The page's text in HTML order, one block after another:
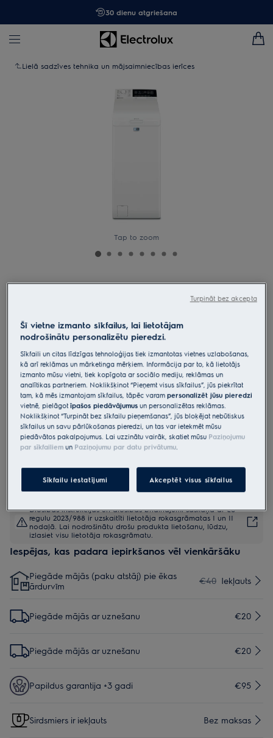
30 dienu atgriešana
Lielā sadzīves tehnika un mājsaimniecības ierīces
Tap to zoom
EW6TN3272
„SensiCare“ , ietilpība 7kg
4.7 (68)
Ražojuma informācijas lapa
Priekšrocības
600. sērijas veļas mazgājama mašīna ar SensiCare pielāgo
iestatījumus, lai apģērbs kalpotu ilgāk.
SensiCare sistēma pielāgo cikla garumu atbilstoši ievietotās veļas
daudzumam.
Ar SoftPlus veļa tiek rūpīgi izmērcēta veļas mīkstinātājā, perfekti
parūpējoties par jūsu apģērbu.
Drošības instrukcijas un drošības brīdinājumi saskaņā ar ES
regulu 2023/988 ir uzskaitīti lietotāja rokasgrāmatas I un II
nodaļā. Lai nodrošinātu drošu produkta lietošanu, lūdzu,
izlasiet visu lietotāja rokasgrāmatu.
Iespējas, kas padara iepirkšanos vēl vienkāršāku
Piegāde mājās (paku atstāj) pie ēkas
ārdurvīm
€40 Iekļauts
Piegāde mājās ar uznešanu €20
Piegāde mājās ar uznešanu €20
Papildus garantija +3 gadi €95
Sirdsmiers ir iekļauts Bez maksas
Šī vietne izmanto sīkfailus, lai lietotājam
nodrošinātu personalizētu pieredzi.
Sīkfaili un citas līdzīgas tehnoloģijas tiek izmantotas vietnes uzlabošanas,
kā arī reklāmas un mārketinga mērķiem. Informācija par to, kā lietotājs
izmanto mūsu vietni, tiek kopīgota ar sociālo mediju, reklāmas un
analītikas partneriem. Noklikšķinot “Pieņemt visus sīkfailus”, jūs piekrītat
tam, kā mēs izmantojam sīkfailus, tāpēc varampersonalizēt jūsu pieredzi
vietnē, pielāgotīpašos piedāvājumus un personalizētas reklāmas.
Noklikšķinot “Turpināt bez sīkfailu pieņemšanas”, jūs bloķējat nebūtiskus
sīkfailus un savu pārlūkošanas pieredzi, un tas var ietekmēt mūsu
piedāvātos pakalpojumus. Lai uzzinātu vairāk, skatiet mūsu Paziņojumu
par sīkfailiem un Paziņojumu par datu privātumu
Sīkfailu iestatījumi Akceptēt visus sīkfailus
Turpināt bez akcepta